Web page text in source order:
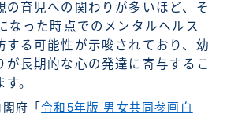
の育児への関わりが多いほど、そ
なった時点でのメンタルヘルス
する可能性が示唆されており、幼
が長期的な心の発達に寄与するこ
。
閣府「令和5年版 男女共同参画白